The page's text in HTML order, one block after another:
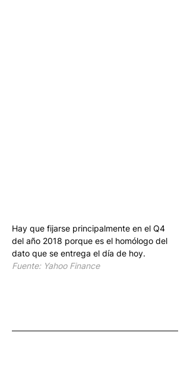
Hay que fijarse principalmente en el Q4
del año 2018 porque es el homólogo del
dato que se entrega el día de hoy.
Fuente: Yahoo Finance